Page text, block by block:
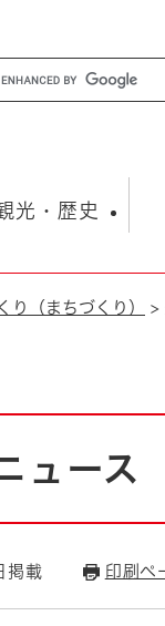
・スポーツ まちづ
福祉・
光・歴史
総合計画
職員採用情報
ンデータ
り（まちづくり） >
ュース
掲載 印刷ペ